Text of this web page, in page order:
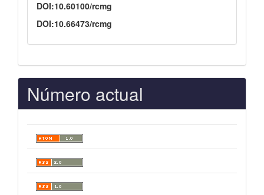
DOI:10.60100/rcmg
DOI:10.66473/rcmg
Número actual